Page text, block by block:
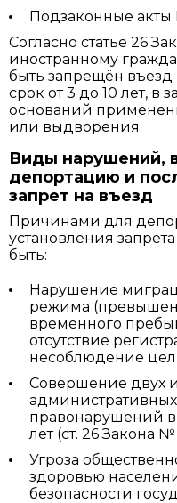
Подзаконные
Согласно статье 26
иностранному
быть запрещён
срок от 3 до 10 лет, в
оснований
или выдворения.
Виды нарушений,
депортацию и
запрет на въезд
Причинами для
установления
быть:
Нарушение
режима
временного
отсутствие
несоблюдение
Совершение двух
административных
правонарушений в
лет (ст. 26 Закона №
Угроза
здоровью
безопасности